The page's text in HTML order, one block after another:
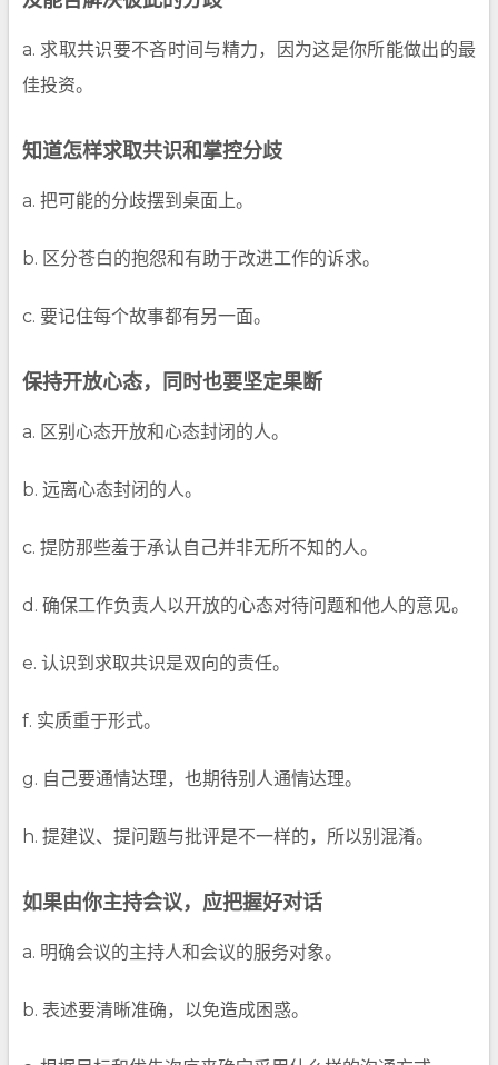
a. 求取共识要不吝时间与精力，因为这是你所能做出的最
佳投资。
知道怎样求取共识和掌控分歧
a. 把可能的分歧摆到桌面上。
b. 区分苍白的抱怨和有助于改进工作的诉求。
c. 要记住每个故事都有另一面。
保持开放心态，同时也要坚定果断
a. 区别心态开放和心态封闭的人。
b. 远离心态封闭的人。
c. 提防那些羞于承认自己并非无所不知的人。
d. 确保工作负责人以开放的心态对待问题和他人的意见。
e. 认识到求取共识是双向的责任。
f. 实质重于形式。
g. 自己要通情达理，也期待别人通情达理。
h. 提建议、提问题与批评是不一样的，所以别混淆。
如果由你主持会议，应把握好对话
a. 明确会议的主持人和会议的服务对象。
b. 表述要清晰准确，以免造成困惑。